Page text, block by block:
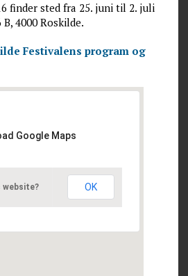
finder sted fra 25. juni til 2. juli
4000 Roskilde.
Festivalens program og
Google Maps
website? OK